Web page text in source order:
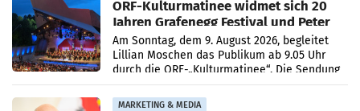
ORF-Kulturmatinee widmet sich 20
Jahren Grafenegg Festival und Peter
Simonischek
Am Sonntag, dem 9. August 2026, begleitet
Lillian Moschen das Publikum ab 9.05 Uhr
durch die ORF-„Kulturmatinee“. Die Sendung
startet mit der Dokumentation „20 Jahre
Grafenegg
MARKETING & MEDIA